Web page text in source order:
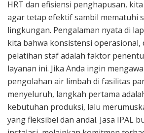
HRT dan efisiensi penghapusan,
agar tetap efektif sambil mematuhi
lingkungan. Pengalaman nyata di
kita bahwa konsistensi operasional,
pelatihan staf adalah faktor
layanan ini. Jika Anda ingin
pengolahan air limbah di fasilitas
menyeluruh, langkah pertama
kebutuhan produksi, lalu
yang fleksibel dan andal. Jasa IPAL